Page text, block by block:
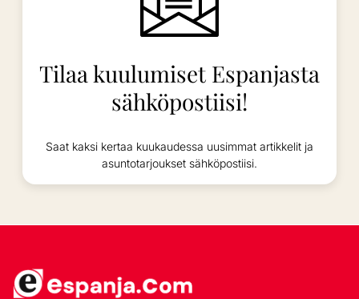
Tilaa kuulumiset Espanjasta
sähköpostiisi!
Saat kaksi kertaa kuukaudessa uusimmat artikkelit ja
asuntotarjoukset sähköpostiisi.